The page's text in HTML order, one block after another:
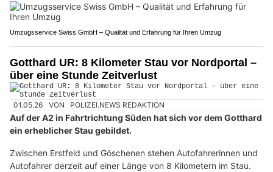
Umzugsservice Swiss GmbH – Qualität und Erfahrung für Ihren Umzug
Gotthard UR: 8 Kilometer Stau vor Nordportal –
über eine Stunde Zeitverlust
01.05.26 VON POLIZEI.NEWS REDAKTION
Auf der A2 in Fahrtrichtung Süden hat sich vor dem Gotthard
ein erheblicher Stau gebildet.
Zwischen Erstfeld und Göschenen stehen Autofahrerinnen und
Autofahrer derzeit auf einer Länge von 8 Kilometern im Stau.